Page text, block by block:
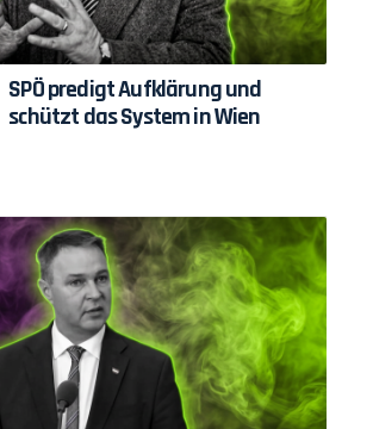
SPÖ predigt Aufklärung und
schützt das System in Wien